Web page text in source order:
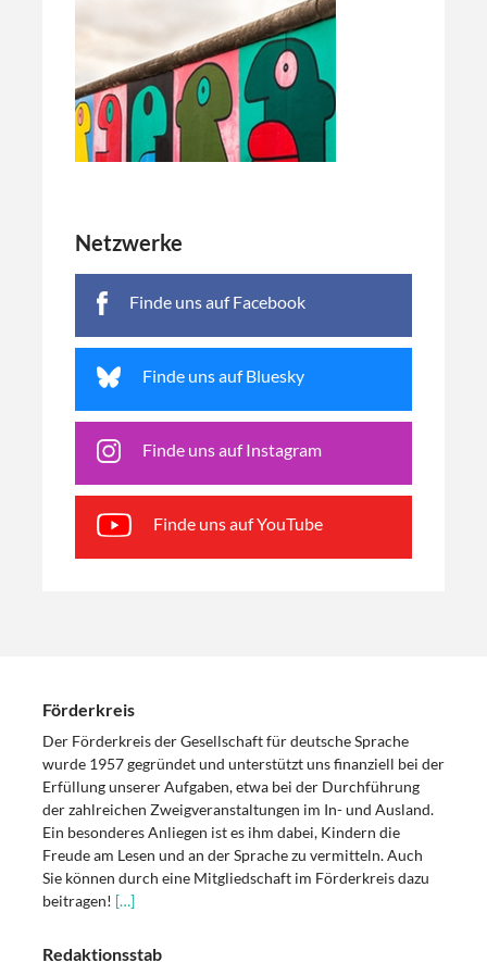
Netzwerke
Finde uns auf Facebook
Finde uns auf Bluesky
Finde uns auf Instagram
Finde uns auf YouTube
Förderkreis
Der Förderkreis der Gesellschaft für deutsche Sprache
wurde 1957 gegründet und unterstützt uns finanziell bei der
Erfüllung unserer Aufgaben, etwa bei der Durchführung
der zahlreichen Zweigveranstaltungen im In- und Ausland.
Ein besonderes Anliegen ist es ihm dabei, Kindern die
Freude am Lesen und an der Sprache zu vermitteln. Auch
Sie können durch eine Mitgliedschaft im Förderkreis dazu
beitragen! […]
Redaktionsstab